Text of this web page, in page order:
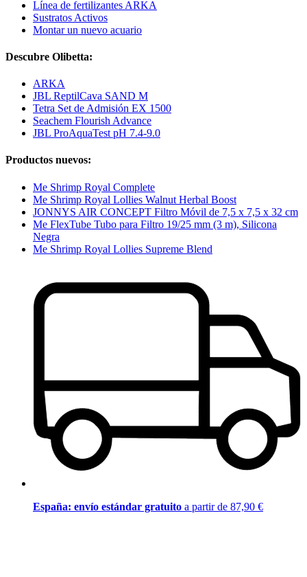
Línea de fertilizantes ARKA
Sustratos Activos
Montar un nuevo acuario
Descubre Olibetta:
ARKA
JBL ReptilCava SAND M
Tetra Set de Admisión EX 1500
Seachem Flourish Advance
JBL ProAquaTest pH 7.4-9.0
Productos nuevos:
Me Shrimp Royal Complete
Me Shrimp Royal Lollies Walnut Herbal Boost
JONNYS AIR CONCEPT Filtro Móvil de 7,5 x 7,5 x 32 cm
Me FlexTube Tubo para Filtro 19/25 mm (3 m), Silicona
Negra
Me Shrimp Royal Lollies Supreme Blend
España: envío estándar gratuito a partir de 87,90 €